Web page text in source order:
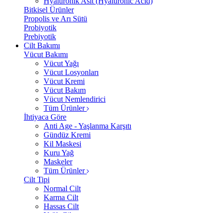
Bitkisel Ürünler
Propolis ve Arı Sütü
Probiyotik
Prebiyotik
Cilt Bakımı
Vücut Bakımı
Vücut Yağı
Vücut Losyonları
Vücut Kremi
Vücut Bakım
Vücut Nemlendirici
Tüm Ürünler
İhtiyaca Göre
Anti Age - Yaşlanma Karşıtı
Gündüz Kremi
Kil Maskesi
Kuru Yağ
Maskeler
Tüm Ürünler
Cilt Tipi
Normal Cilt
Karma Cilt
Hassas Cilt